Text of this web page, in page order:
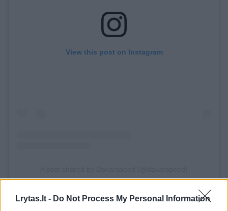
Lrytas.lt - Do Not Process My Personal Information
View this post on Instagram